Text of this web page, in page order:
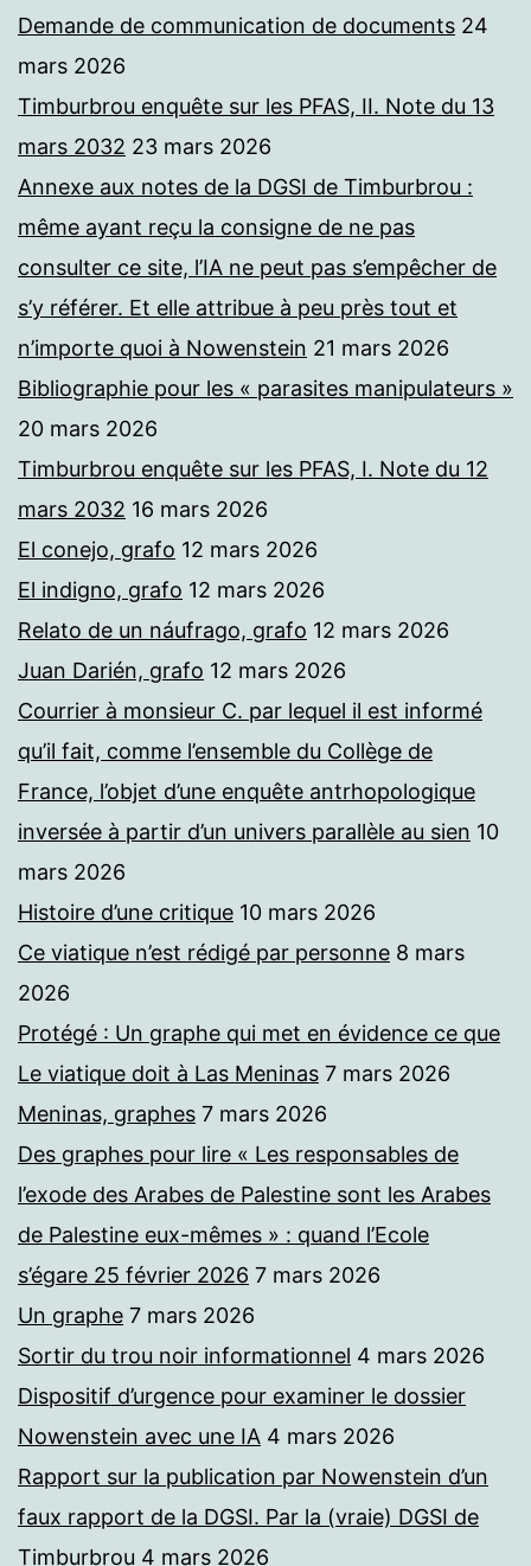
Demande de communication de documents 24
mars 2026
Timburbrou enquête sur les PFAS, II. Note du 13
mars 2032 23 mars 2026
Annexe aux notes de la DGSI de Timburbrou :
même ayant reçu la consigne de ne pas
consulter ce site, l’IA ne peut pas s’empêcher de
s’y référer. Et elle attribue à peu près tout et
n’importe quoi à Nowenstein 21 mars 2026
Bibliographie pour les « parasites manipulateurs »
20 mars 2026
Timburbrou enquête sur les PFAS, I. Note du 12
mars 2032 16 mars 2026
El conejo, grafo 12 mars 2026
El indigno, grafo 12 mars 2026
Relato de un náufrago, grafo 12 mars 2026
Juan Darién, grafo 12 mars 2026
Courrier à monsieur C. par lequel il est informé
qu’il fait, comme l’ensemble du Collège de
France, l’objet d’une enquête antrhopologique
inversée à partir d’un univers parallèle au sien 10
mars 2026
Histoire d’une critique 10 mars 2026
Ce viatique n’est rédigé par personne 8 mars
2026
Protégé : Un graphe qui met en évidence ce que
Le viatique doit à Las Meninas 7 mars 2026
Meninas, graphes 7 mars 2026
Des graphes pour lire « Les responsables de
l’exode des Arabes de Palestine sont les Arabes
de Palestine eux-mêmes » : quand l’Ecole
s’égare 25 février 2026 7 mars 2026
Un graphe 7 mars 2026
Sortir du trou noir informationnel 4 mars 2026
Dispositif d’urgence pour examiner le dossier
Nowenstein avec une IA 4 mars 2026
Rapport sur la publication par Nowenstein d’un
faux rapport de la DGSI. Par la (vraie) DGSI de
Timburbrou 4 mars 2026